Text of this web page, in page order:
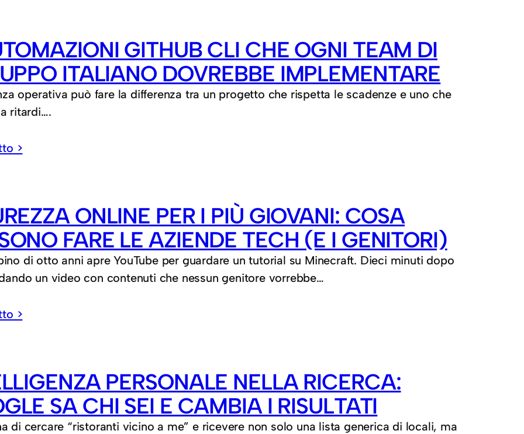
GITHUB CLI CHE OGNI TEAM DI
ITALIANO DOVREBBE IMPLEMENTARE
operativa può fare la differenza tra un progetto che rispetta le scadenze e uno che
ritardi….
>
ONLINE PER I PIÙ GIOVANI: COSA
FARE LE AZIENDE TECH (E I GENITORI)
di otto anni apre YouTube per guardare un tutorial su Minecraft. Dieci minuti dopo
un video con contenuti che nessun genitore vorrebbe…
>
PERSONALE NELLA RICERCA:
SA CHI SEI E CAMBIA I RISULTATI
di cercare “ristoranti vicino a me” e ricevere non solo una lista generica di locali, ma